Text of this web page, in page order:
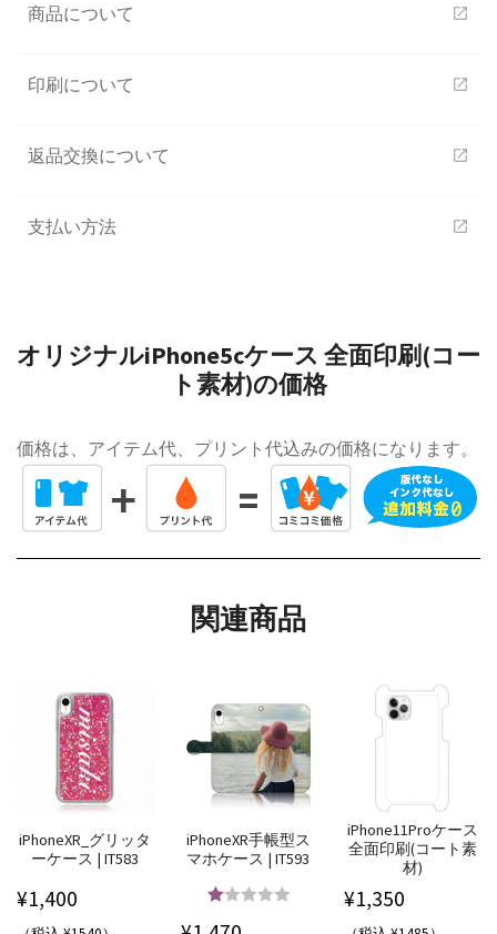
商品について open_in_new
印刷について open_in_new
返品交換について open_in_new
支払い方法 open_in_new
オリジナルiPhone5cケース 全面印刷(コー
ト素材)の価格
価格は、アイテム代、プリント代込みの価格になります。
関連商品
iPhoneXR_グリッタ
ーケース | IT583
¥1,400
iPhoneXR手帳型ス
マホケース | IT593
iPhone11Proケース
全面印刷(コート素
材)
¥1,350